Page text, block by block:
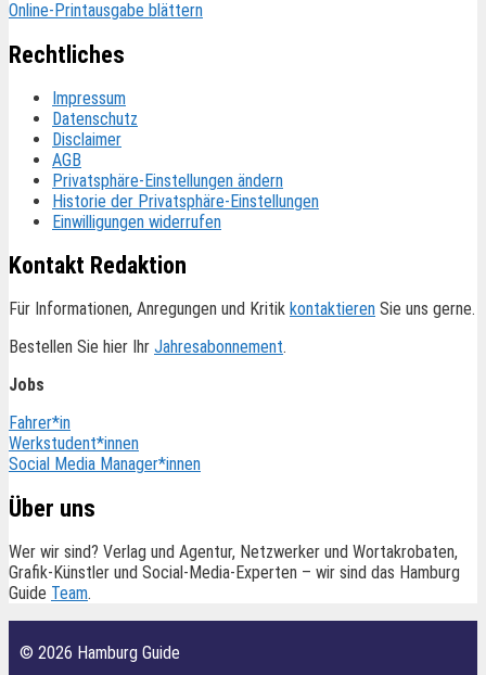
Online-Printausgabe blättern
Rechtliches
Impressum
Datenschutz
Disclaimer
AGB
Privatsphäre-Einstellungen ändern
Historie der Privatsphäre-Einstellungen
Einwilligungen widerrufen
Kontakt Redaktion
Für Informationen, Anregungen und Kritik kontaktieren Sie uns gerne.
Bestellen Sie hier Ihr Jahresabonnement.
Jobs
Fahrer*in
Werkstudent*innen
Social Media Manager*innen
Über uns
Wer wir sind? Verlag und Agentur, Netzwerker und Wortakrobaten,
Grafik-Künstler und Social-Media-Experten – wir sind das Hamburg
Guide Team.
© 2026 Hamburg Guide